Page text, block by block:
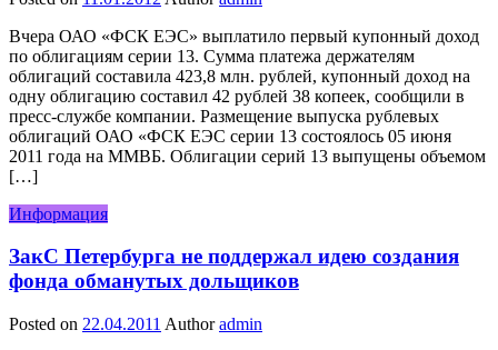
Вчера ОАО «ФСК ЕЭС» выплатило первый купонный доход
по облигациям серии 13. Сумма платежа держателям
облигаций составила 423,8 млн. рублей, купонный доход на
одну облигацию составил 42 рублей 38 копеек, сообщили в
пресс-службе компании. Размещение выпуска рублевых
облигаций ОАО «ФСК ЕЭС серии 13 состоялось 05 июня
2011 года на ММВБ. Облигации серий 13 выпущены объемом
[…]
Информация
ЗакС Петербурга не поддержал идею создания
фонда обманутых дольщиков
Posted on 22.04.2011 Author admin